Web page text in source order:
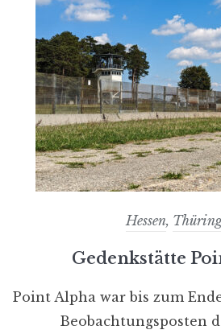
Hessen,
Gedenkstätte
Point Alpha war bis zum
Beobachtungsposten